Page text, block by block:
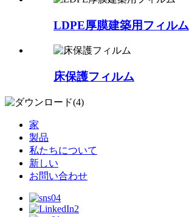
LDPE厚膜建築用フィルム
床保護フィルム
家
製品
私たちについて
新しい
お問い合わせ